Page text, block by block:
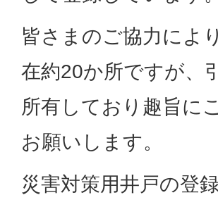
皆さまのご協力によ
在約20か所ですが、
所有しており趣旨に
お願いします。
災害対策用井戸の登